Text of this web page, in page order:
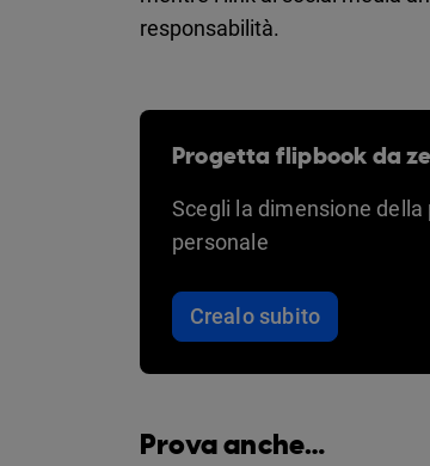
responsabilità.
Progetta flipbook da
Scegli la dimensione
personale
Crealo subito
Prova anche…